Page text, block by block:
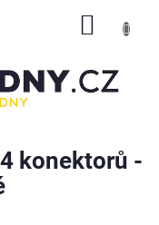
konektorů -